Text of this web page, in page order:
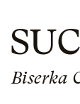
Biserka